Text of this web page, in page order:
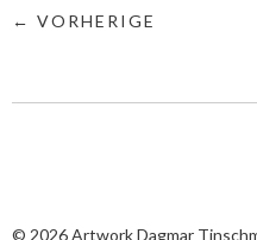
← VORHERIGE
© 2026Artwork Dagmar